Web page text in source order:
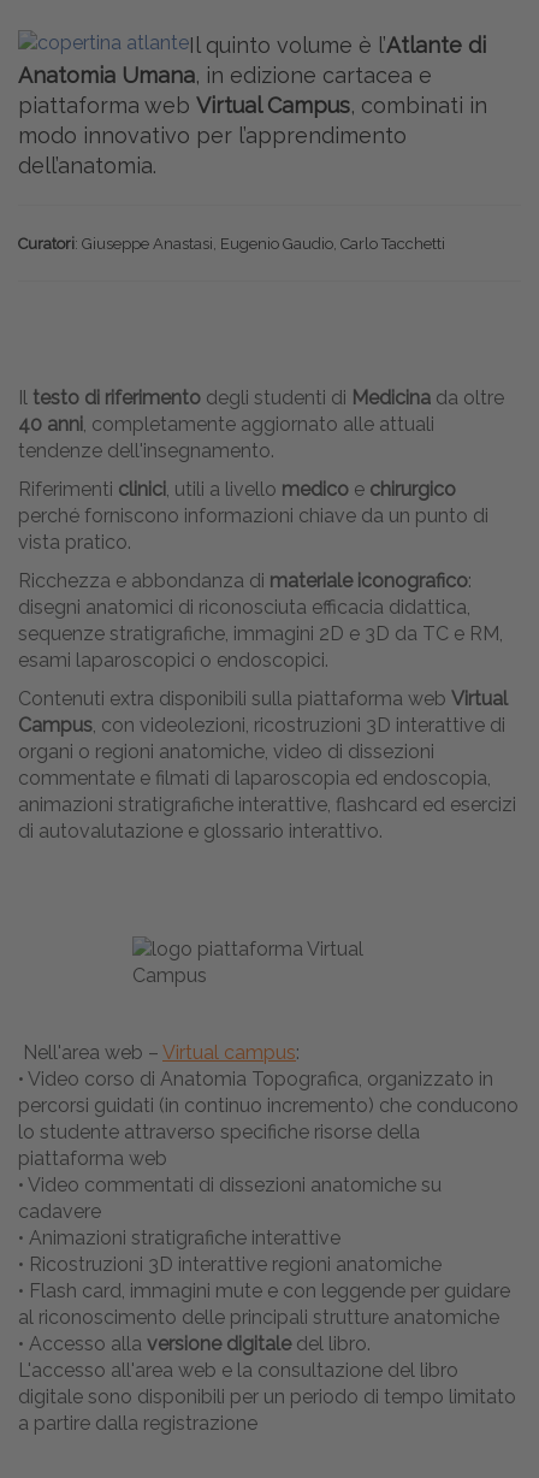
Il quinto volume è l’Atlante di
Anatomia Umana, in edizione cartacea e
piattaforma web Virtual Campus, combinati in
modo innovativo per l’apprendimento
dell’anatomia.
Curatori: Giuseppe Anastasi, Eugenio Gaudio, Carlo Tacchetti
Il testo di riferimento degli studenti di Medicina da oltre
40 anni , completamente aggiornato alle attuali
tendenze dell'insegnamento.
Riferimenti clinici , utili a livello medico e chirurgico
perché forniscono informazioni chiave da un punto di
vista pratico.
Ricchezza e abbondanza di materiale iconografico:
disegni anatomici di riconosciuta efficacia didattica,
sequenze stratigrafiche, immagini 2D e 3D da TC e RM,
esami laparoscopici o endoscopici.
Contenuti extra disponibili sulla piattaforma web Virtual
Campus , con videolezioni, ricostruzioni 3D interattive di
organi o regioni anatomiche, video di dissezioni
commentate e filmati di laparoscopia ed endoscopia,
animazioni stratigrafiche interattive, flashcard ed esercizi
di autovalutazione e glossario interattivo.
Nell'area web – Virtual campus:
• Video corso di Anatomia Topografica, organizzato in
percorsi guidati (in continuo incremento) che conducono
lo studente attraverso specifiche risorse della
piattaforma web
• Video commentati di dissezioni anatomiche su
cadavere
• Animazioni stratigrafiche interattive
• Ricostruzioni 3D interattive regioni anatomiche
• Flash card, immagini mute e con leggende per guidare
al riconoscimento delle principali strutture anatomiche
• Accesso alla versione digitaledel libro.
L'accesso all'area web e la consultazione del libro
digitale sono disponibili per un periodo di tempo limitato
a partire dalla registrazione